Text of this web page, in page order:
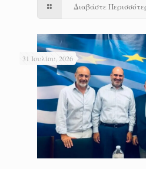
Διαβάστε
31 Ιουλίου, 2026